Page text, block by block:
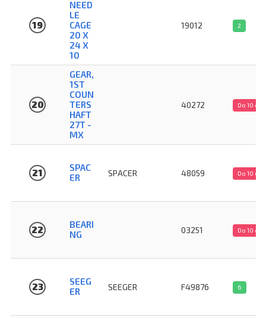
19
NEED
LE
CAGE
20 X
24 X
10
19012 2
20
GEAR,
1ST
COUN
TERS
HAFT
27T -
MX
40272 Do 10 dnů
21
SPAC
ER
SPACER 48059 Do 10 dnů
22
BEARI
NG
03251 Do 10 dnů
23
SEEG
ER
SEEGER F49876 6